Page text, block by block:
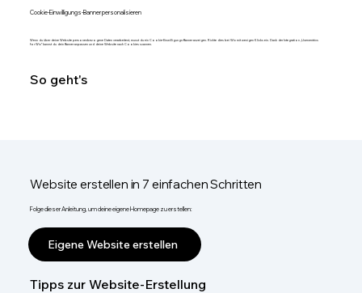
Cookie-Einwilligungs-Banner personalisieren
Wenn du über deine Website personenbezogene Daten verarbeitest, musst du ein Cookie-Einwilligungs-Banner anzeigen. Richte dies bei Wix mit wenigen Klicks ein. Dank der Integration „Usercentrics
for Wix“ kannst du dein Banner anpassen und deine Website nach Cookies scannen.
So geht's
Website erstellen in 7 einfachen Schritten
Folge dieser Anleitung, um deine eigene Homepage zu erstellen:
Eigene Website erstellen
Tipps zur Website-Erstellung